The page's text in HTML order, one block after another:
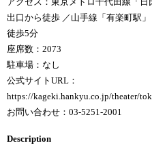
出口から徒歩 ／山手線「有楽町駅
徒歩5分
座席数：2073
駐車場：なし
公式サイトURL：
https://kageki.hankyu.co.jp/theater/
お問い合わせ：03-5251-2001
Description